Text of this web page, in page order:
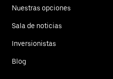
Nuestras opciones
Sala de noticias
Inversionistas
Blog